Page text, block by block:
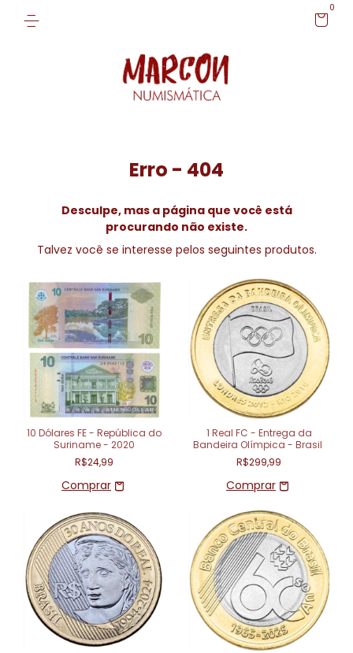
0
Erro - 404
Desculpe, mas a página que você está
procurando não existe.
Talvez você se interesse pelos seguintes produtos.
10 Dólares FE - República do
Suriname - 2020
R$24,99
1 Real FC - Entrega da
Bandeira Olímpica - Brasil
R$299,99